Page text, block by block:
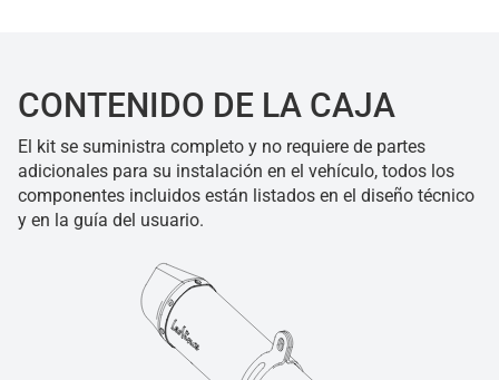
CONTENIDO DE LA CAJA
El kit se suministra completo y no requiere de partes
adicionales para su instalación en el vehículo, todos los
componentes incluidos están listados en el diseño técnico
y en la guía del usuario.